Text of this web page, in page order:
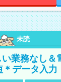
未読
い業務なし＆
データ入力